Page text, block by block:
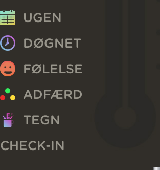
UGEN
DØGNET
FØLELSE
ADFÆRD
TEGN
CHECK-IN